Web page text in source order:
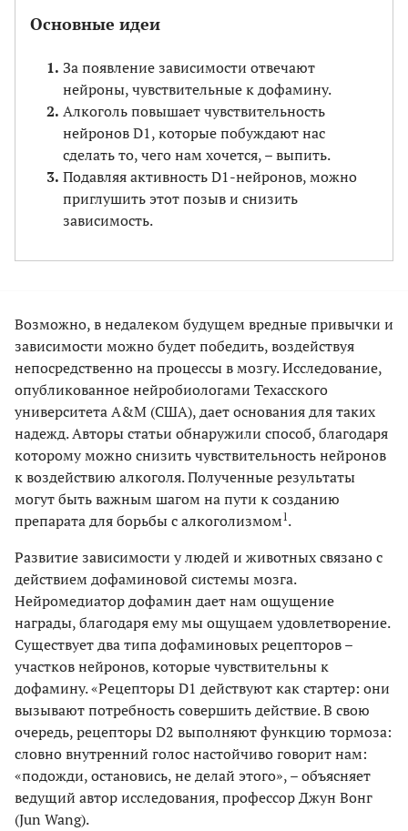
Основные идеи
За появление зависимости отвечают
нейроны, чувствительные к дофамину.
Алкоголь повышает чувствительность
нейронов D1, которые побуждают нас
сделать то, чего нам хочется, – выпить.
Подавляя активность D1-нейронов, можно
приглушить этот позыв и снизить
зависимость.
Возможно, в недалеком будущем вредные привычки и
зависимости можно будет победить, воздействуя
непосредственно на процессы в мозгу. Исследование,
опубликованное нейробиологами Техасского
университета А&М (США), дает основания для таких
надежд. Авторы статьи обнаружили способ, благодаря
которому можно снизить чувствительность нейронов
к воздействию алкоголя. Полученные результаты
могут быть важным шагом на пути к созданию
препарата для борьбы с алкоголизмом1.
Развитие зависимости у людей и животных связано с
действием дофаминовой системы мозга.
Нейромедиатор дофамин дает нам ощущение
награды, благодаря ему мы ощущаем удовлетворение.
Существует два типа дофаминовых рецепторов –
участков нейронов, которые чувствительны к
дофамину. «Рецепторы D1 действуют как стартер: они
вызывают потребность совершить действие. В свою
очередь, рецепторы D2 выполняют функцию тормоза:
словно внутренний голос настойчиво говорит нам:
«подожди, остановись, не делай этого», – объясняет
ведущий автор исследования, профессор Джун Вонг
(Jun Wang).